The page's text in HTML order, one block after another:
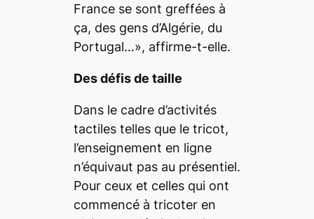
France se sont greffées à
ça, des gens d’Algérie, du
Portugal…», affirme-t-elle.
Des défis de taille
Dans le cadre d’activités
tactiles telles que le tricot,
l’enseignement en ligne
n’équivaut pas au présentiel.
Pour ceux et celles qui ont
commencé à tricoter en